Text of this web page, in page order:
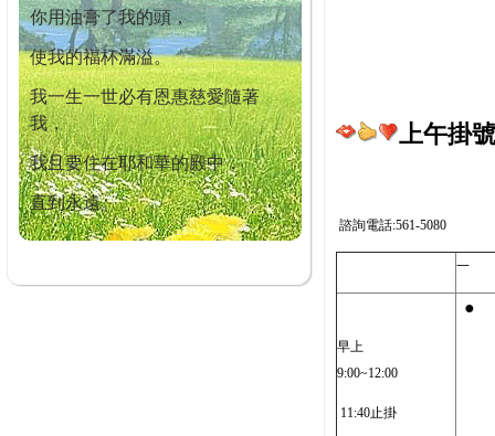
你用油膏了我的頭，
使我的福杯滿溢。
我一生一世必有恩惠慈愛隨著
我，
我且要住在耶和華的殿中，
直到永遠。
上午掛
諮詢電話:561-5080
一
早上
9:00~12:00
11:40止掛
●